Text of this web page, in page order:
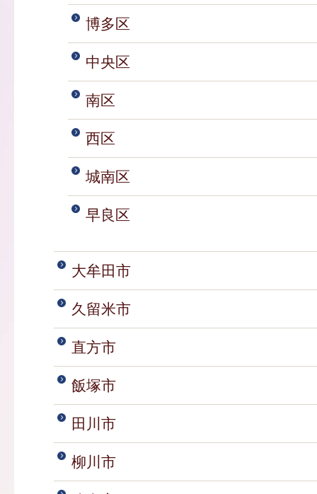
博多区
中央区
南区
西区
城南区
早良区
大牟田市
久留米市
直方市
飯塚市
田川市
柳川市